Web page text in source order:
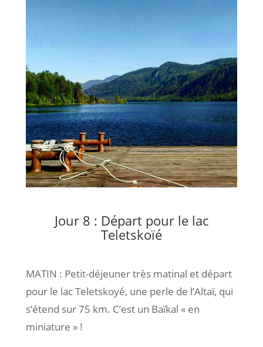
Jour 8 : Départ pour le lac
Teletskoïé
MATIN : Petit-déjeuner très matinal et départ
pour le lac Teletskoyé, une perle de l’Altaï, qui
s’étend sur 75 km. C’est un Baïkal « en
miniature » !